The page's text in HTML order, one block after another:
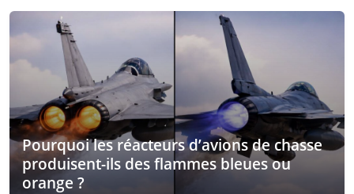
Pourquoi les réacteurs d’avions de chasse
produisent-ils des flammes bleues ou
orange ?